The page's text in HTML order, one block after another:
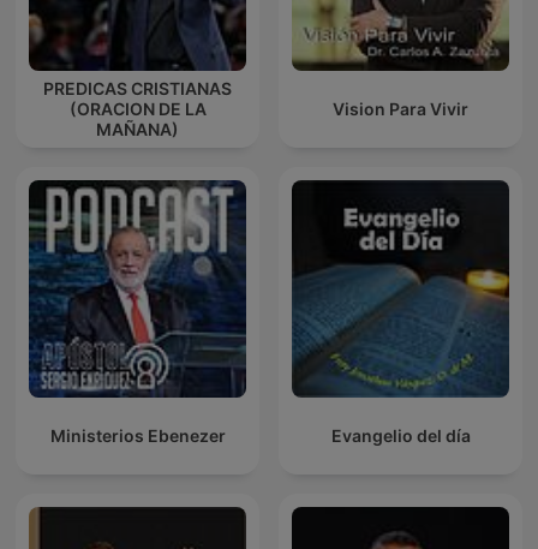
PREDICAS CRISTIANAS
(ORACION DE LA
MAÑANA)
Vision Para Vivir
Ministerios Ebenezer Evangelio del día